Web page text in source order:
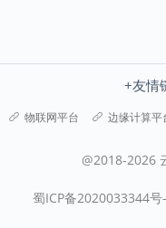
+友情
物联网平台 边缘计算平
@2018-2026
蜀ICP备2020033344号